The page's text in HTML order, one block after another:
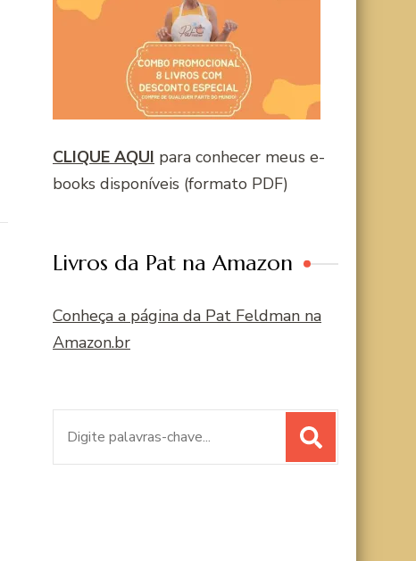
CLIQUE AQUI para conhecer meus e-
books disponíveis (formato PDF)
Livros da Pat na Amazon
Conheça a página da Pat Feldman na
Amazon.br